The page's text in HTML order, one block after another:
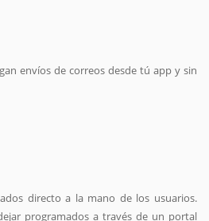
envíos de correos desde tú app y sin
directo a la mano de los usuarios.
programados a través de un portal